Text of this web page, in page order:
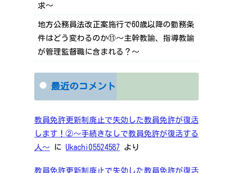
求～
地方公務員法改正案施行で60歳以降の勤務条
件はどう変わるのか⑪～主幹教諭、指導教諭
が管理監督職に含まれる？～
最近のコメント
教員免許更新制廃止で失効した教員免許が復活
します！②～手続きなしで教員免許が復活する
人～ に Ukachi05524587 より
教員免許更新制廃止で失効した教員免許が復活